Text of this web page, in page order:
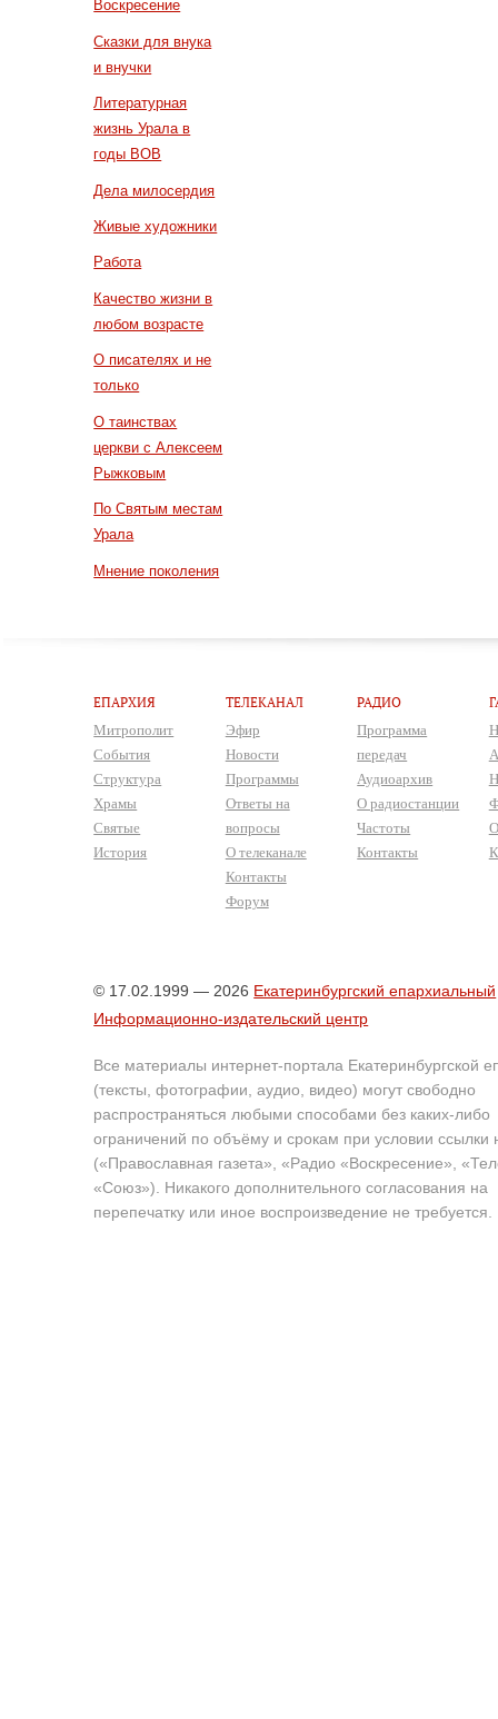
Воскресение
Сказки для внука
и внучки
Литературная
жизнь Урала в
годы ВОВ
Дела милосердия
Живые художники
Работа
Качество жизни в
любом возрасте
О писателях и не
только
О таинствах
церкви с Алексеем
Рыжковым
По Святым местам
Урала
Мнение поколения
ЕПАРХИЯ
Митрополит
События
Структура
Храмы
Святые
История
ТЕЛЕКАНАЛ
Эфир
Новости
Программы
Ответы на
вопросы
О телеканале
Контакты
Форум
РАДИО
Программа
передач
Аудиоархив
О радиостанции
Частоты
Контакты
© 17.02.1999 — 2026 Екатеринбургский епархиальный
Информационно-издательский центр
Все материалы интернет-портала Екатеринбургской
(тексты, фотографии, аудио, видео) могут свободно
распространяться любыми способами без каких-либо
ограничений по объёму и срокам при условии ссылки
(«Православная газета», «Радио «Воскресение»,
«Союз»). Никакого дополнительного согласования на
перепечатку или иное воспроизведение не требуется.